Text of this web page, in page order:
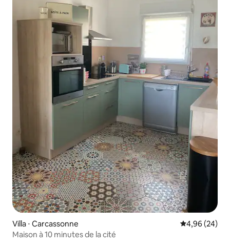
Villa ⋅ Carcassonne Évaluation
4,96 (24)
Maison à 10 minutes de la cité